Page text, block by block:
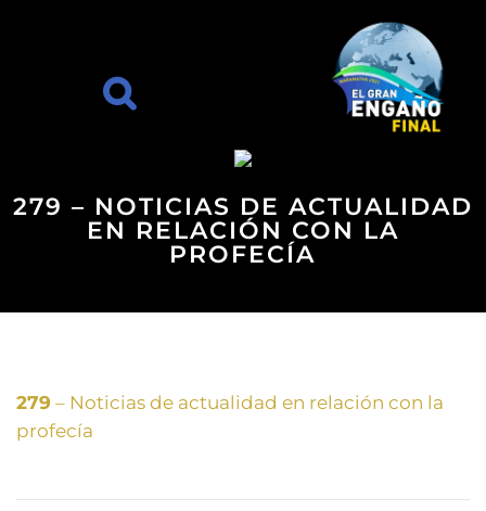
279 – NOTICIAS DE ACTUALIDAD
EN RELACIÓN CON LA
PROFECÍA
279 – Noticias de actualidad en relación con la
profecía